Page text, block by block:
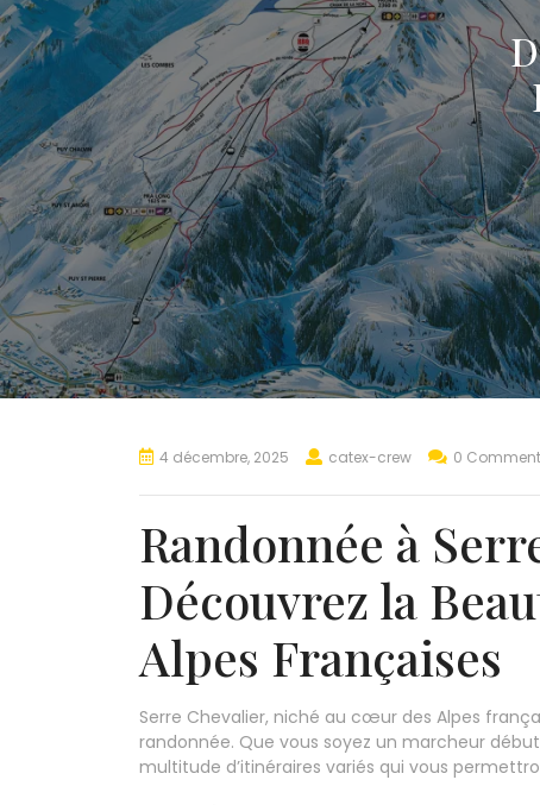
4 décembre, 2025 catex-crew 0
Randonnée à
Découvrez la
Alpes Françaises
Serre Chevalier, niché au cœur des Alpes
randonnée. Que vous soyez un marcheur
multitude d’itinéraires variés qui vous